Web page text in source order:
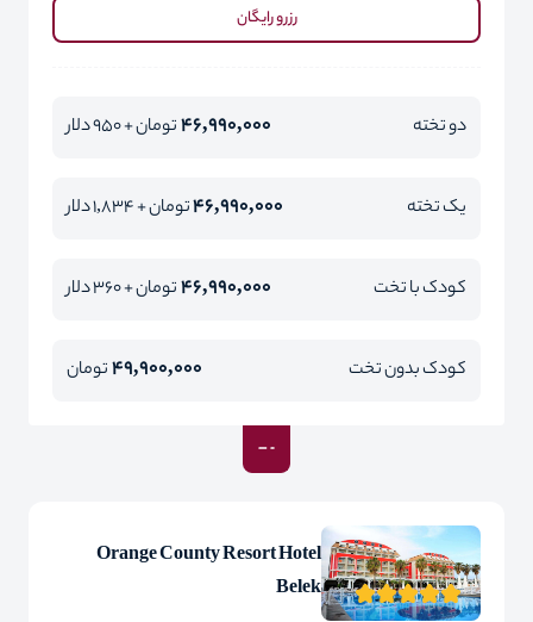
رزرو رایگان
دو تخته 46,990,000تومان + 950 دلار
یک تخته 46,990,000تومان + 1,834 دلار
کودک با تخت 46,990,000تومان + 360 دلار
کودک بدون تخت 49,900,000تومان
Orange County Resort Hotel
Belek